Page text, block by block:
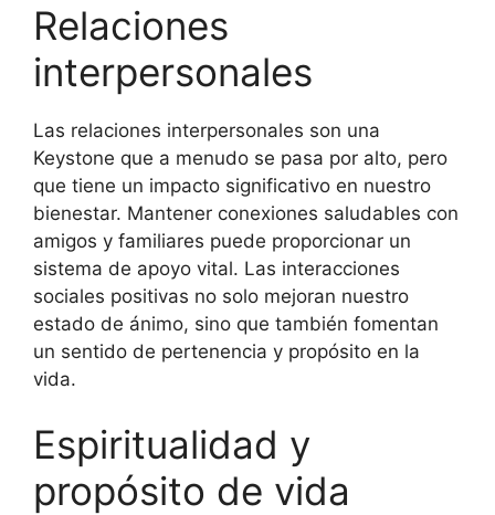
Relaciones
interpersonales
Las relaciones interpersonales son una
Keystone que a menudo se pasa por alto, pero
que tiene un impacto significativo en nuestro
bienestar. Mantener conexiones saludables con
amigos y familiares puede proporcionar un
sistema de apoyo vital. Las interacciones
sociales positivas no solo mejoran nuestro
estado de ánimo, sino que también fomentan
un sentido de pertenencia y propósito en la
vida.
Espiritualidad y
propósito de vida